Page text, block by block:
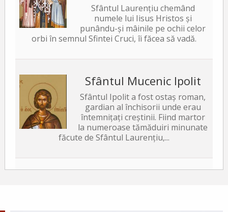
Sfântul Laurențiu chemând
numele lui Iisus Hristos și
punându-și mâinile pe ochii celor
orbi în semnul Sfintei Cruci, îi făcea să vadă.
Sfântul Mucenic Ipolit
Sfântul Ipolit a fost ostaș roman,
gardian al închisorii unde erau
întemnițați creștinii. Fiind martor
la numeroase tămăduiri minunate
făcute de Sfântul Laurențiu,...